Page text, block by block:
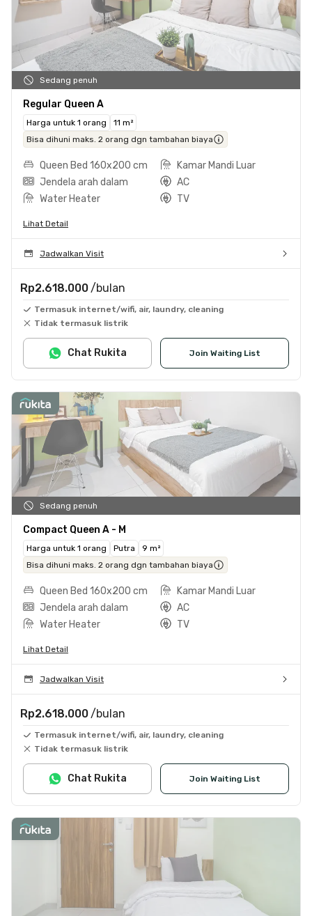
Sedang penuh
Regular Queen A
Harga untuk 1 orang
11 m²
Bisa dihuni maks. 2 orang dgn tambahan biaya
Queen Bed 160x200 cm
Kamar Mandi Luar
Jendela arah dalam
AC
Water Heater
TV
Lihat Detail
Jadwalkan Visit
Rp2.618.000 /bulan
Termasuk internet/wifi, air, laundry, cleaning
Tidak termasuk listrik
Join Waiting List
Chat Rukita
Sedang penuh
Compact Queen A - M
Harga untuk 1 orang Putra
9 m²
Bisa dihuni maks. 2 orang dgn tambahan biaya
Queen Bed 160x200 cm
Kamar Mandi Luar
Jendela arah dalam
AC
Water Heater
TV
Lihat Detail
Jadwalkan Visit
Rp2.618.000 /bulan
Termasuk internet/wifi, air, laundry, cleaning
Tidak termasuk listrik
Join Waiting List
Chat Rukita